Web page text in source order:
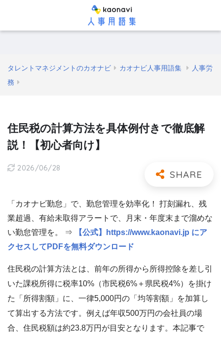
タレントマネジメントのカオナビ カオナビ人事用語集
人事労
務
住民税の計算方法を具体例付きで徹底解
説！【初心者向け】
2026/06/28
「カオナビ勤怠」で、勤怠管理を効率化！ 打刻漏れ、残
業超過、有給未取得アラートで、月末・年度末まで溜めな
い勤怠管理を。 ⇒
【公式】https://www.kaonavi.jp にア
クセスしてPDFを無料ダウンロード
住民税の計算方法とは、前年の所得から所得控除を差し引
いた課税所得に税率10%（市民税6%＋県民税4%）を掛け
た「所得割額」に、一律5,000円の「均等割額」を加算し
て算出する方法です。例えば年収500万円の会社員の場
合、住民税額は約23.8万円が目安となります。本記事で